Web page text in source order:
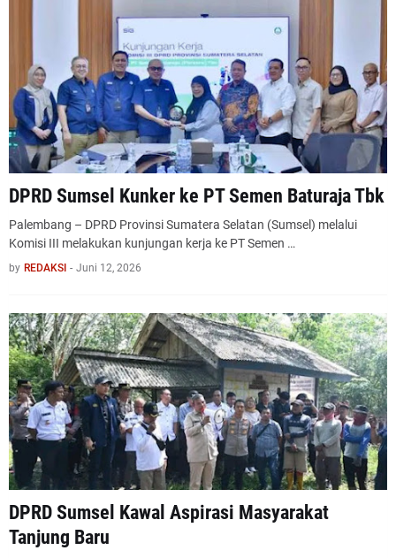
DPRD Sumsel Kunker ke PT Semen Baturaja Tbk
Palembang – DPRD Provinsi Sumatera Selatan (Sumsel) melalui
Komisi III melakukan kunjungan kerja ke PT Semen …
by REDAKSI - Juni 12, 2026
DPRD Sumsel Kawal Aspirasi Masyarakat
Tanjung Baru